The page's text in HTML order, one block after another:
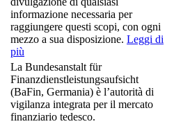
informazione necessaria per
raggiungere questi scopi, con ogni
mezzo a sua disposizione. Leggi di
più
La Bundesanstalt für
Finanzdienstleistungsaufsicht
(BaFin, Germania) è l’autorità di
vigilanza integrata per il mercato
finanziario tedesco.